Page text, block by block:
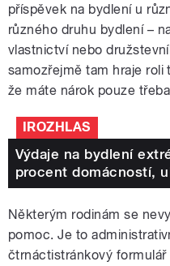
příspěvek na bydlení u
různého druhu bydlení –
vlastnictví nebo
samozřejmě tam hraje
že máte nárok pouze
IROZHLAS
Výdaje na bydlení
procent domácností,
Některým rodinám se
pomoc. Je to
čtrnáctistránkový